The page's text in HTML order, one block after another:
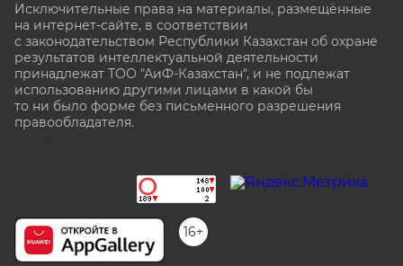
Исключительные права на материалы, размещённые
на интернет-сайте, в соответствии
с законодательством Республики Казахстан об охране
результатов интеллектуальной деятельности
принадлежат ТОО "АиФ-Казахстан", и не подлежат
использованию другими лицами в какой бы
то ни было форме без письменного разрешения
правообладателя.
16+